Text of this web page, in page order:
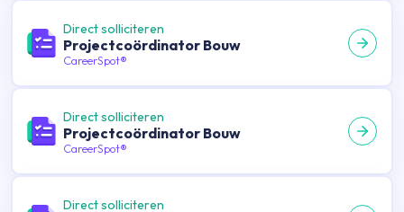
Direct solliciteren
Projectcoördinator Bouw
CareerSpot®
Direct solliciteren
Projectcoördinator Bouw
CareerSpot®
Direct solliciteren